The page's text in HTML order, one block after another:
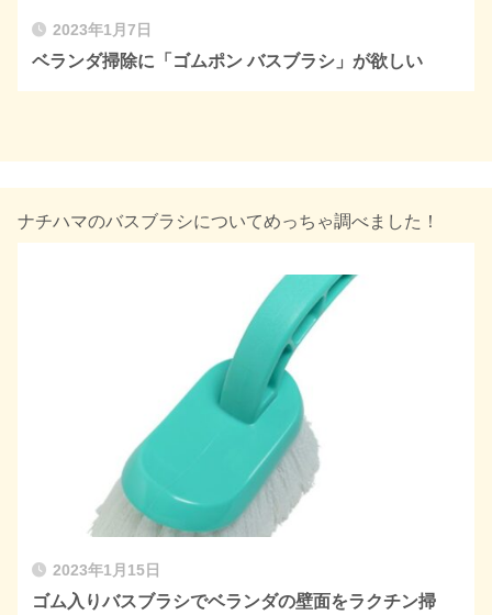
2023年1月7日
ベランダ掃除に「ゴムポン バスブラシ」が欲しい
ナチハマのバスブラシについてめっちゃ調べました！
2023年1月15日
ゴム入りバスブラシでベランダの壁面をラクチン掃